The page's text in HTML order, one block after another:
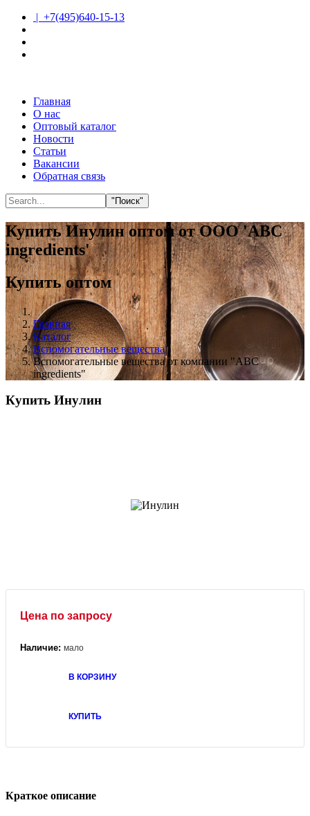
| +7(495)640-15-13
Главная
О нас
Оптовый каталог
Новости
Статьи
Вакансии
Обратная связь
"Поиск"
Купить Инулин оптом от ООО 'ABC
ingredients'
Купить оптом
Главная
Каталог
Вспомогательные вещества
Вспомогательные вещества от компании "ABC
ingredients"
Купить Инулин
Цена по запросу
Наличие: мало
В КОРЗИНУ
КУПИТЬ
Краткое описание